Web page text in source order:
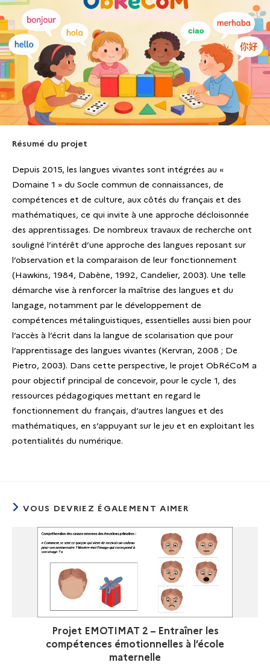
Résumé du projet
Depuis 2015, les langues vivantes sont intégrées au «
Domaine 1 » du Socle commun de connaissances, de
compétences et de culture, aux côtés du français et des
mathématiques, ce qui invite à une approche décloisonnée
des apprentissages. De nombreux travaux de recherche ont
souligné l’intérêt d’une approche des langues reposant sur
l’observation et la comparaison de leur fonctionnement
(Hawkins, 1984, Dabène, 1992, Candelier, 2003). Une telle
démarche vise à renforcer la maîtrise des langues et du
langage, notamment par le développement de
compétences métalinguistiques, essentielles aussi bien pour
l’accès à l’écrit dans la langue de scolarisation que pour
l’apprentissage des langues vivantes (Kervran, 2008 ; De
Pietro, 2003). Dans cette perspective, le projet ObRéCoM a
pour objectif principal de concevoir, pour le cycle 1, des
ressources pédagogiques mettant en regard le
fonctionnement du français, d’autres langues et des
mathématiques, en s’appuyant sur le jeu et en exploitant les
potentialités du numérique.
VOUS DEVRIEZ ÉGALEMENT AIMER
Projet EMOTIMAT 2 – Entraîner les
compétences émotionnelles à l’école
maternelle